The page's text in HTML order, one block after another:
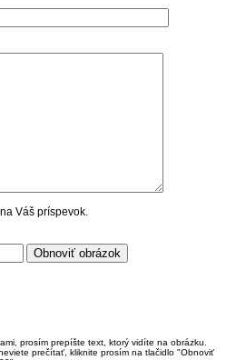
Váš príspevok.
prosím prepíšte text, ktorý vidíte na obrázku.
prečítať, kliknite prosím na tlačidlo "Obnoviť